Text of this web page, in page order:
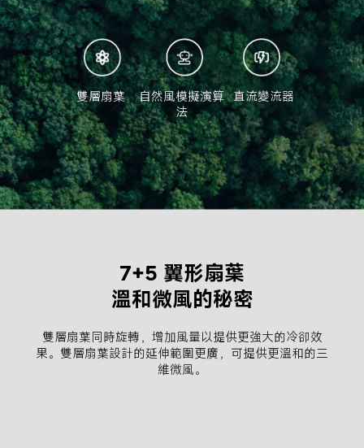
雙層扇葉
自然風模擬演算
法
直流變流器
7+5 翼形扇葉
溫和微風的秘密
雙層扇葉同時旋轉，增加風量以提供更強大的冷卻效
果。雙層扇葉設計的延伸範圍更廣，可提供更溫和的三
維微風。